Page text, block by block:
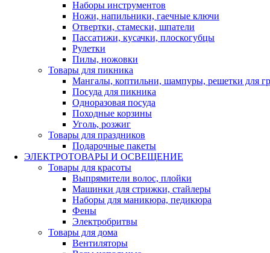
Наборы инструментов
Ножи, напильники, гаечные ключи
Отвертки, стамески, шпатели
Пассатижи, кусачки, плоскогубцы
Рулетки
Пилы, ножовки
Товары для пикника
Мангалы, коптильни, шампуры, решетки для
Посуда для пикника
Одноразовая посуда
Походные корзины
Уголь, розжиг
Товары для праздников
Подарочные пакеты
ЭЛЕКТРОТОВАРЫ И ОСВЕЩЕНИЕ
Товары для красоты
Выпрямители волос, плойки
Машинки для стрижки, стайлеры
Наборы для маникюра, педикюра
Фены
Электробритвы
Товары для дома
Вентиляторы